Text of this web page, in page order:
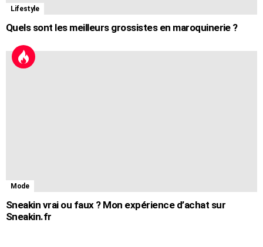
Lifestyle
Quels sont les meilleurs grossistes en maroquinerie ?
Mode
Sneakin vrai ou faux ? Mon expérience d’achat sur
Sneakin.fr